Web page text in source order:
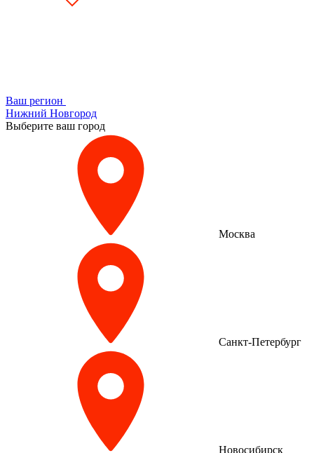
Ваш регион
Нижний Новгород
Выберите ваш город
Москва
Санкт-Петербург
Новосибирск